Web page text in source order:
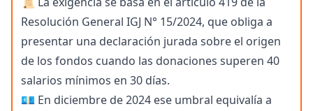
Resolución General IGJ N° 15/2024, que obliga a
presentar una declaración jurada sobre el origen
de los fondos cuando las donaciones superen 40
salarios mínimos en 30 días.
💶 En diciembre de 2024 ese umbral equivalía a